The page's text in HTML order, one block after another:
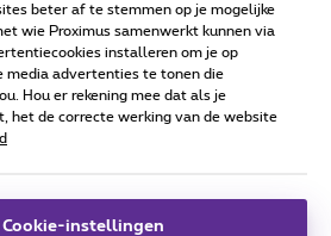
© Proximus
consumenteninfo
en wordt beheerd conform het
beter af te stemmen op je mogelijke
wie Proximus samenwerkt kunnen via
installeren om je op
media advertenties te tonen die
Hou er rekening mee dat als je
het de correcte werking van de website
Cookie-instellingen